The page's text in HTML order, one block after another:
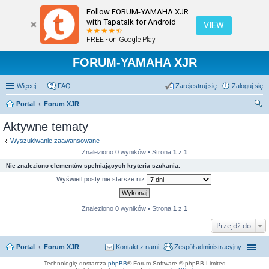
Follow FORUM-YAMAHA XJR
with Tapatalk for Android
FREE - on Google Play
VIEW
FORUM-YAMAHA XJR
Więcej… FAQ Zaloguj się
Zarejestruj się
Portal
Forum XJR
Aktywne tematy
Wyszukiwanie zaawansowane
Znaleziono 0 wyników • Strona 1 z 1
Nie znaleziono elementów spełniających kryteria szukania.
Wyświetl posty nie starsze niż
Znaleziono 0 wyników • Strona 1 z 1
Przejdź do
Portal Forum XJR Zespół administracyjny
Kontakt z nami
Technologię dostarcza phpBB® Forum Software © phpBB Limited